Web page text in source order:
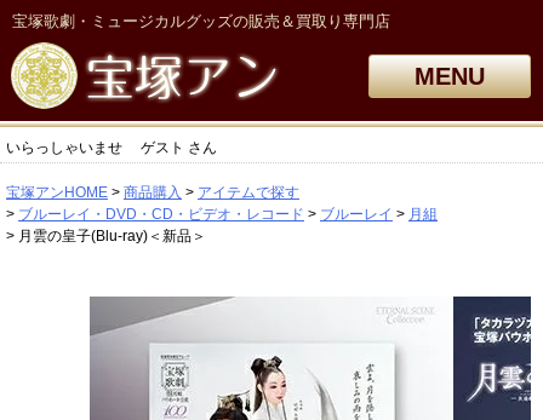
宝塚歌劇・ミュージカルグッズの販売＆買取り専門店
MENU
いらっしゃいませ ゲスト さん
宝塚アンHOME 商品購入
アイテムで探す
ブルーレイ・DVD・CD・ビデオ・レコード
ブルーレイ
月組
月雲の皇子(Blu-ray)＜新品＞